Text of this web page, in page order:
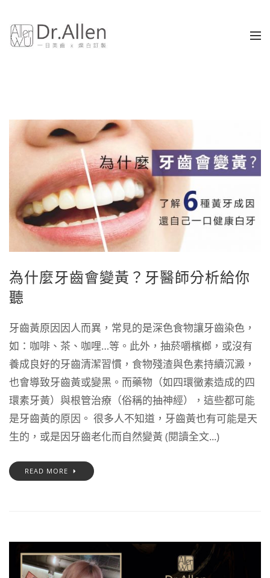
為什麼牙齒會變黃？牙醫師分析給你
聽
牙齒黃原因因人而異，常見的是深色食物讓牙齒染色，
如：咖啡、茶、咖哩…等。此外，抽菸嚼檳榔，或沒有
養成良好的牙齒清潔習慣，食物殘渣與色素持續沉澱，
也會導致牙齒黃或變黑。而藥物（如四環黴素造成的四
環素牙黃）與根管治療（俗稱的抽神經），這些都可能
是牙齒黃的原因。 很多人不知道，牙齒黃也有可能是天
生的，或是因牙齒老化而自然變黃 (閱讀全文...)
READ MORE